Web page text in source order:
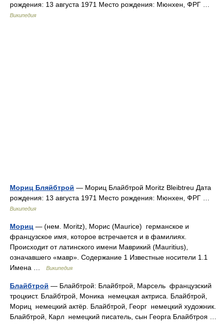
рождения: 13 августа 1971 Место рождения: Мюнхен, ФРГ …
Википедия
Мориц Бляйбтрой — Мориц Блайбтрой Moritz Bleibtreu Дата
рождения: 13 августа 1971 Место рождения: Мюнхен, ФРГ …
Википедия
Мориц — (нем. Moritz), Морис (Maurice) германское и
французское имя, которое встречается и в фамилиях.
Происходит от латинского имени Маврикий (Mauritius),
означавшего «мавр». Содержание 1 Известные носители 1.1
Имена …
Википедия
Блайбтрой — Блайбтрой: Блайбтрой, Марсель французский
троцкист. Блайбтрой, Моника немецкая актриса. Блайбтрой,
Мориц немецкий актёр. Блайбтрой, Георг немецкий художник.
Блайбтрой, Карл немецкий писатель, сын Георга Блайбтроя …